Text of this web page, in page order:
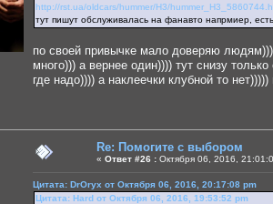
http://rst.ua/oldcars/hummer/H3/
тут пишут обслуживалась на фанавто напрмиер,
по своей привычке мало доверяю
много))) а вернее один)))) тут снизу
где надо)))) а наклеечки клубной то
Re: Помогите с выбором
« Ответ #26 : Октября 06, 2016,
Цитата: DrOryx от Октября 06, 2016, 20:17:08 pm
Цитата: Hard от Октября 06, 2016, 19:53:52 pm